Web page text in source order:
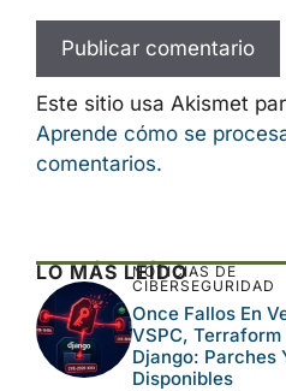
Este sitio usa Akismet
Aprende cómo se
comentarios.
LO MÁS LEÍDO
NOTICIAS DE
CIBERSEGURIDAD
Once Fallos En
VSPC, Terraform
Django: Parches
Disponibles